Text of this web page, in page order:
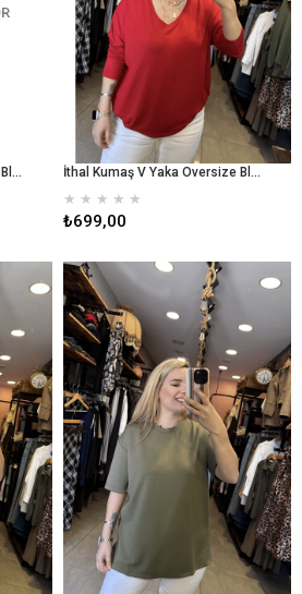
İthal Kumaş V Yaka Oversize Bluz - Kahverengi İthal Kumaş V Yaka Oversize Bluz - Kırmızı
★ ★ ★ ★ ★
₺699,00